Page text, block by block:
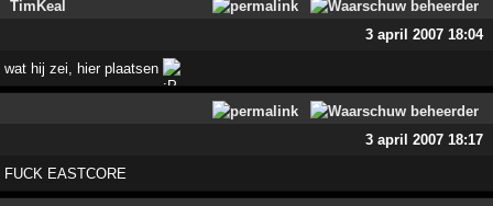
TimKeal
3 april 2007 18:04
wat hij zei, hier plaatsen
3 april 2007 18:17
FUCK EASTCORE